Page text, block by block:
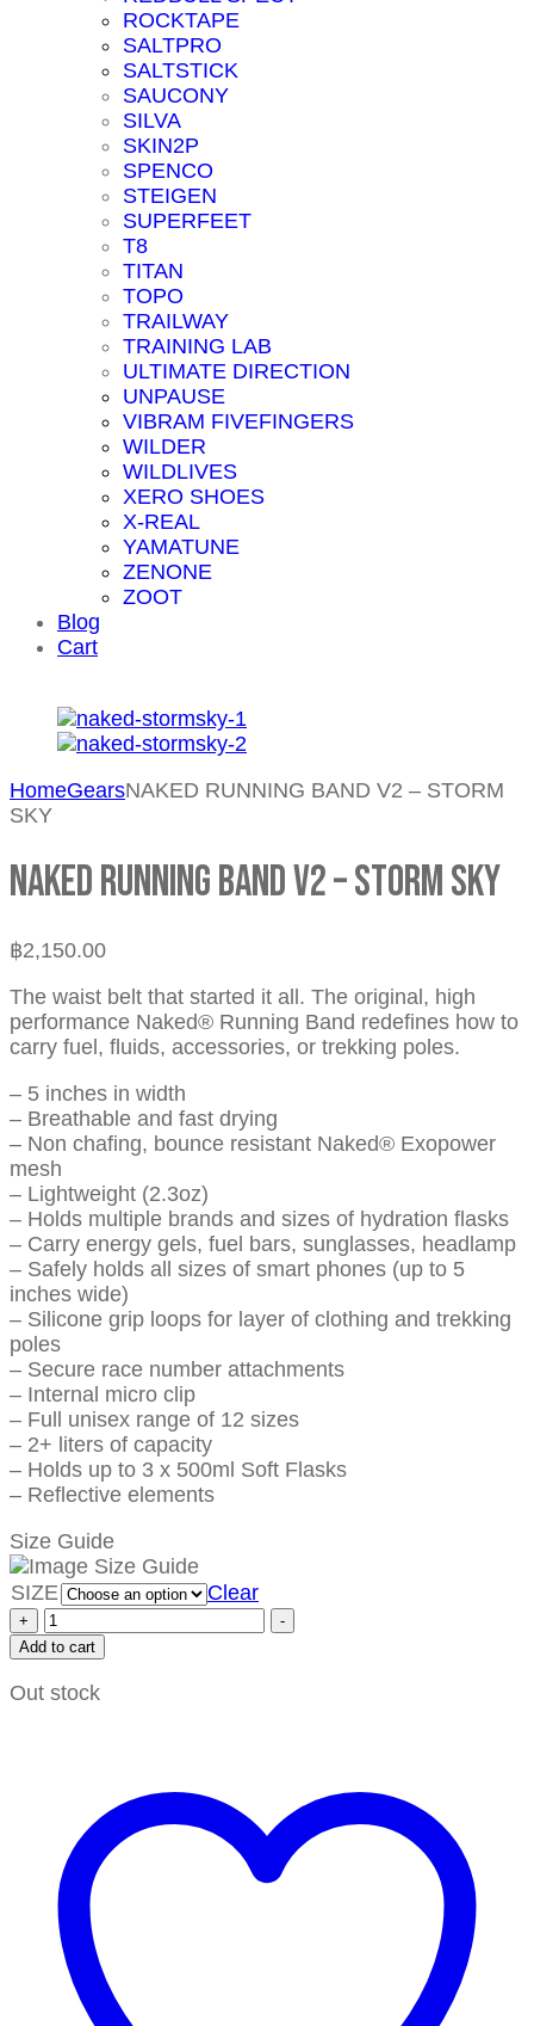
ROCKTAPE
SALTPRO
SALTSTICK
SAUCONY
SILVA
SKIN2P
SPENCO
STEIGEN
SUPERFEET
T8
TITAN
TOPO
TRAILWAY
TRAINING LAB
ULTIMATE DIRECTION
UNPAUSE
VIBRAM FIVEFINGERS
WILDER
WILDLIVES
XERO SHOES
X-REAL
YAMATUNE
ZENONE
ZOOT
Blog
Cart
HomeGearsNAKED RUNNING BAND V2 – STORM
SKY
NAKED RUNNING BAND V2 – STORM SKY
฿2,150.00
The waist belt that started it all. The original, high
performance Naked® Running Band redefines how to
carry fuel, fluids, accessories, or trekking poles.
– 5 inches in width
– Breathable and fast drying
– Non chafing, bounce resistant Naked® Exopower
mesh
– Lightweight (2.3oz)
– Holds multiple brands and sizes of hydration flasks
– Carry energy gels, fuel bars, sunglasses, headlamp
– Safely holds all sizes of smart phones (up to 5
inches wide)
– Silicone grip loops for layer of clothing and trekking
poles
– Secure race number attachments
– Internal micro clip
– Full unisex range of 12 sizes
– 2+ liters of capacity
– Holds up to 3 x 500ml Soft Flasks
– Reflective elements
Size Guide
SIZE Clear
+
-
Add to cart
Out stock